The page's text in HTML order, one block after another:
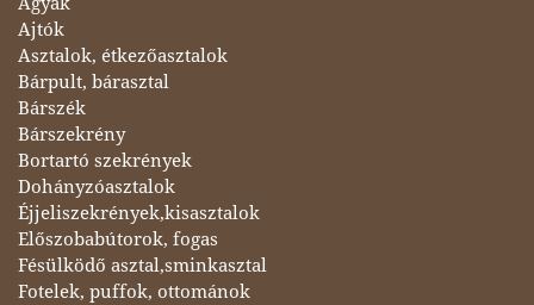
Ajtók
Asztalok, étkezőasztalok
Bárpult, bárasztal
Bárszék
Bárszekrény
Bortartó szekrények
Dohányzóasztalok
Éjjeliszekrények,kisasztalok
Előszobabútorok, fogas
Fésülködő asztal,sminkasztal
Fotelek, puffok, ottománok